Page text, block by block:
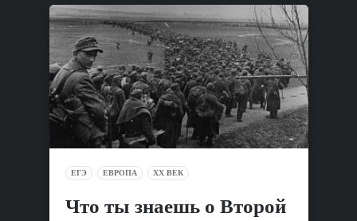
ЕГЭ ЕВРОПА XX ВЕК
Что ты знаешь о Второй